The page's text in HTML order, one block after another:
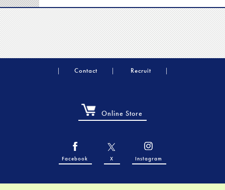
Contact Recruit
Online Store
Facebook X Instagram